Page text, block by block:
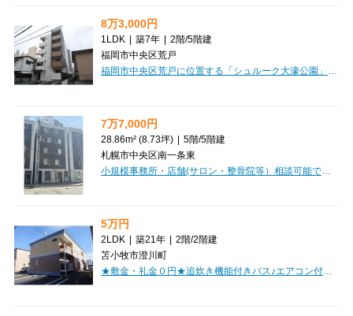
8万3,000円
1LDK | 築7年 | 2階/5階建
福岡市中央区荒戸
7万7,000円
28.86m² (8.73坪) | 5階/5階建
札幌市中央区南一条東
5万円
2LDK | 築21年 | 2階/2階建
苫小牧市澄川町